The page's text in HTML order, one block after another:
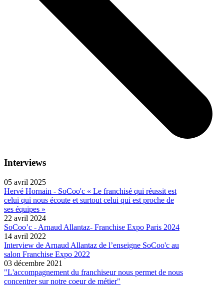
Interviews
05 avril 2025
Hervé Hornain - SoCoo'c « Le franchisé qui réussit est
celui qui nous écoute et surtout celui qui est proche de
ses équipes »
22 avril 2024
SoCoo’c - Arnaud Allantaz- Franchise Expo Paris 2024
14 avril 2022
Interview de Arnaud Allantaz de l’enseigne SoCoo'c au
salon Franchise Expo 2022
03 décembre 2021
"L'accompagnement du franchiseur nous permet de nous
concentrer sur notre coeur de métier"